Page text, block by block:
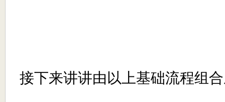
接下来讲讲由以上基础流程组